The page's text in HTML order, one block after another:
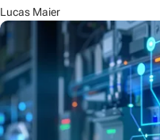
Lucas Maier